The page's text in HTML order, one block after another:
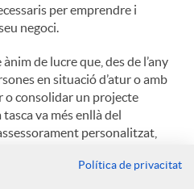
per emprendre i
negoci.
de lucre que, des de l’any
en situació d’atur o amb
o consolidar un projecte
va més enllà del
personalitzat,
Política de privacitat